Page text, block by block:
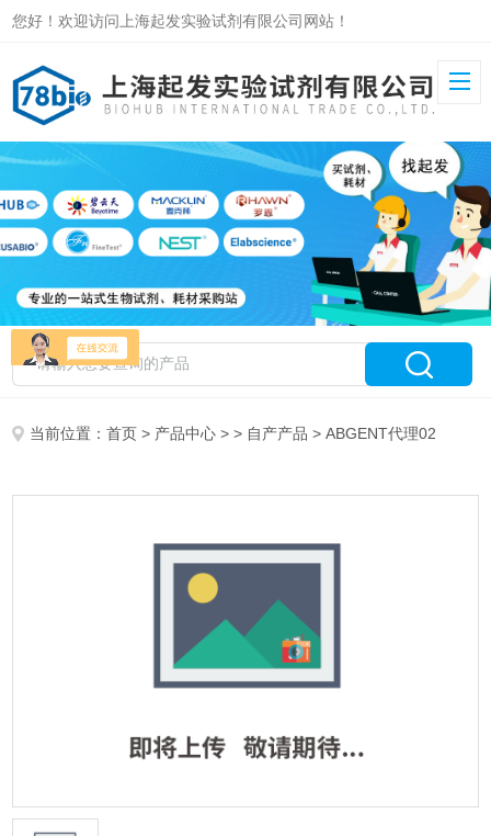
您好！欢迎访问上海起发实验试剂有限公司网站！
当前位置：首页 > 产品中心 > > 自产产品 > ABGENT代理02